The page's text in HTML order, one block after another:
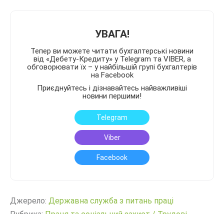
УВАГА!
Тепер ви можете читати бухгалтерські новини
від «Дебету-Кредиту» у Telegram та VIBER, а
обговорювати їх – у найбільшій групі бухгалтерів
на Facebook
Приєднуйтесь і дізнавайтесь найважливіші
новини першими!
Telegram
Viber
Facebook
Джерело: Державна служба з питань праці